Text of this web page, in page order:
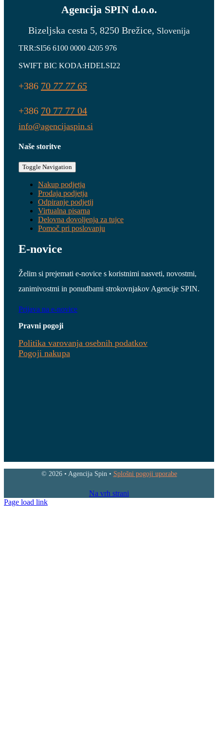
Agencija SPIN d.o.o.
Bizeljska cesta 5, 8250 Brežice, Slovenija
TRR:SI56 6100 0000 4205 976
SWIFT BIC KODA:HDELSI22
+386 70 77 77 65
+386 70 77 77 04
info@agencijaspin.si
Naše storitve
Toggle Navigation
Nakup podjetja
Prodaja podjetja
Odpiranje podjetij
Virtualna pisarna
Delovna dovoljenja za tujce
Pomoč pri poslovanju
E-novice
Želim si prejemati e-novice s koristnimi nasveti, novostmi,
zanimivostmi in ponudbami strokovnjakov Agencije SPIN.
Prijava na e-novice
Pravni pogoji
Politika varovanja osebnih podatkov
Pogoji nakupa
© 2026 • Agencija Spin • Splošni pogoji uporabe
Na vrh strani
Page load link